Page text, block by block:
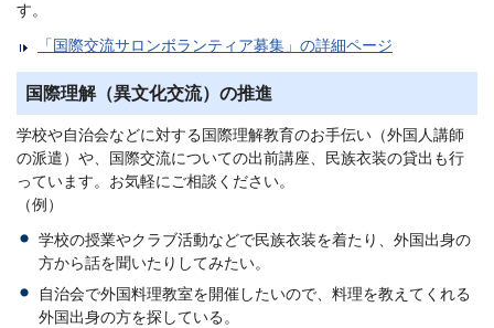
す。
「国際交流サロンボランティア募集」の詳細ページ
国際理解（異文化交流）の推進
学校や自治会などに対する国際理解教育のお手伝い（外国人講師
の派遣）や、国際交流についての出前講座、民族衣装の貸出も行
っています。お気軽にご相談ください。
（例）
学校の授業やクラブ活動などで民族衣装を着たり、外国出身の
方から話を聞いたりしてみたい。
自治会で外国料理教室を開催したいので、料理を教えてくれる
外国出身の方を探している。